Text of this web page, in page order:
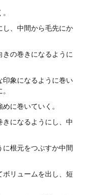
し、中間から毛先にか
の巻きになるように
印象になるように巻い
に巻いていく。
になるようにし、中
根元をつぶすか中間
リュームを出し、短